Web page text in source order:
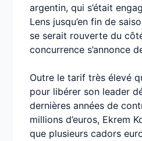
argentin, qui s’était
Lens jusqu’en fin de
se serait rouverte du
concurrence s’annonce
Outre le tarif très élevé
pour libérer son leader
dernières années de
millions d’euros, Ekrem
que plusieurs cadors